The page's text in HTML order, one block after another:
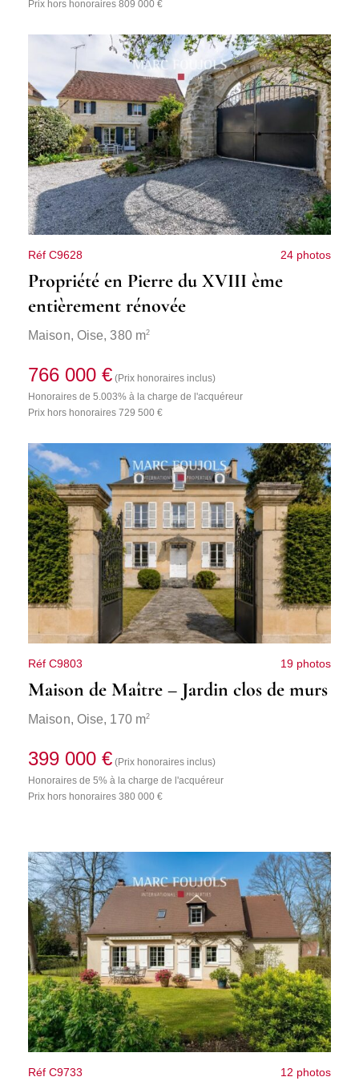
Prix hors honoraires 809 000 €
Réf C9628 24 photos
Propriété en Pierre du XVIII ème
entièrement rénovée
Maison, Oise, 380 m2
766 000 € (Prix honoraires inclus)
Honoraires de 5.003% à la charge de l'acquéreur
Prix hors honoraires 729 500 €
Réf C9803 19 photos
Maison de Maître – Jardin clos de murs
Maison, Oise, 170 m2
399 000 € (Prix honoraires inclus)
Honoraires de 5% à la charge de l'acquéreur
Prix hors honoraires 380 000 €
Réf C9733 12 photos